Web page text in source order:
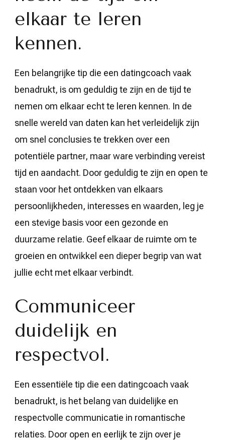
elkaar te leren
kennen.
Een belangrijke tip die een datingcoach vaak
benadrukt, is om geduldig te zijn en de tijd te
nemen om elkaar echt te leren kennen. In de
snelle wereld van daten kan het verleidelijk zijn
om snel conclusies te trekken over een
potentiële partner, maar ware verbinding vereist
tijd en aandacht. Door geduldig te zijn en open te
staan voor het ontdekken van elkaars
persoonlijkheden, interesses en waarden, leg je
een stevige basis voor een gezonde en
duurzame relatie. Geef elkaar de ruimte om te
groeien en ontwikkel een dieper begrip van wat
jullie echt met elkaar verbindt.
Communiceer
duidelijk en
respectvol.
Een essentiële tip die een datingcoach vaak
benadrukt, is het belang van duidelijke en
respectvolle communicatie in romantische
relaties. Door open en eerlijk te zijn over je